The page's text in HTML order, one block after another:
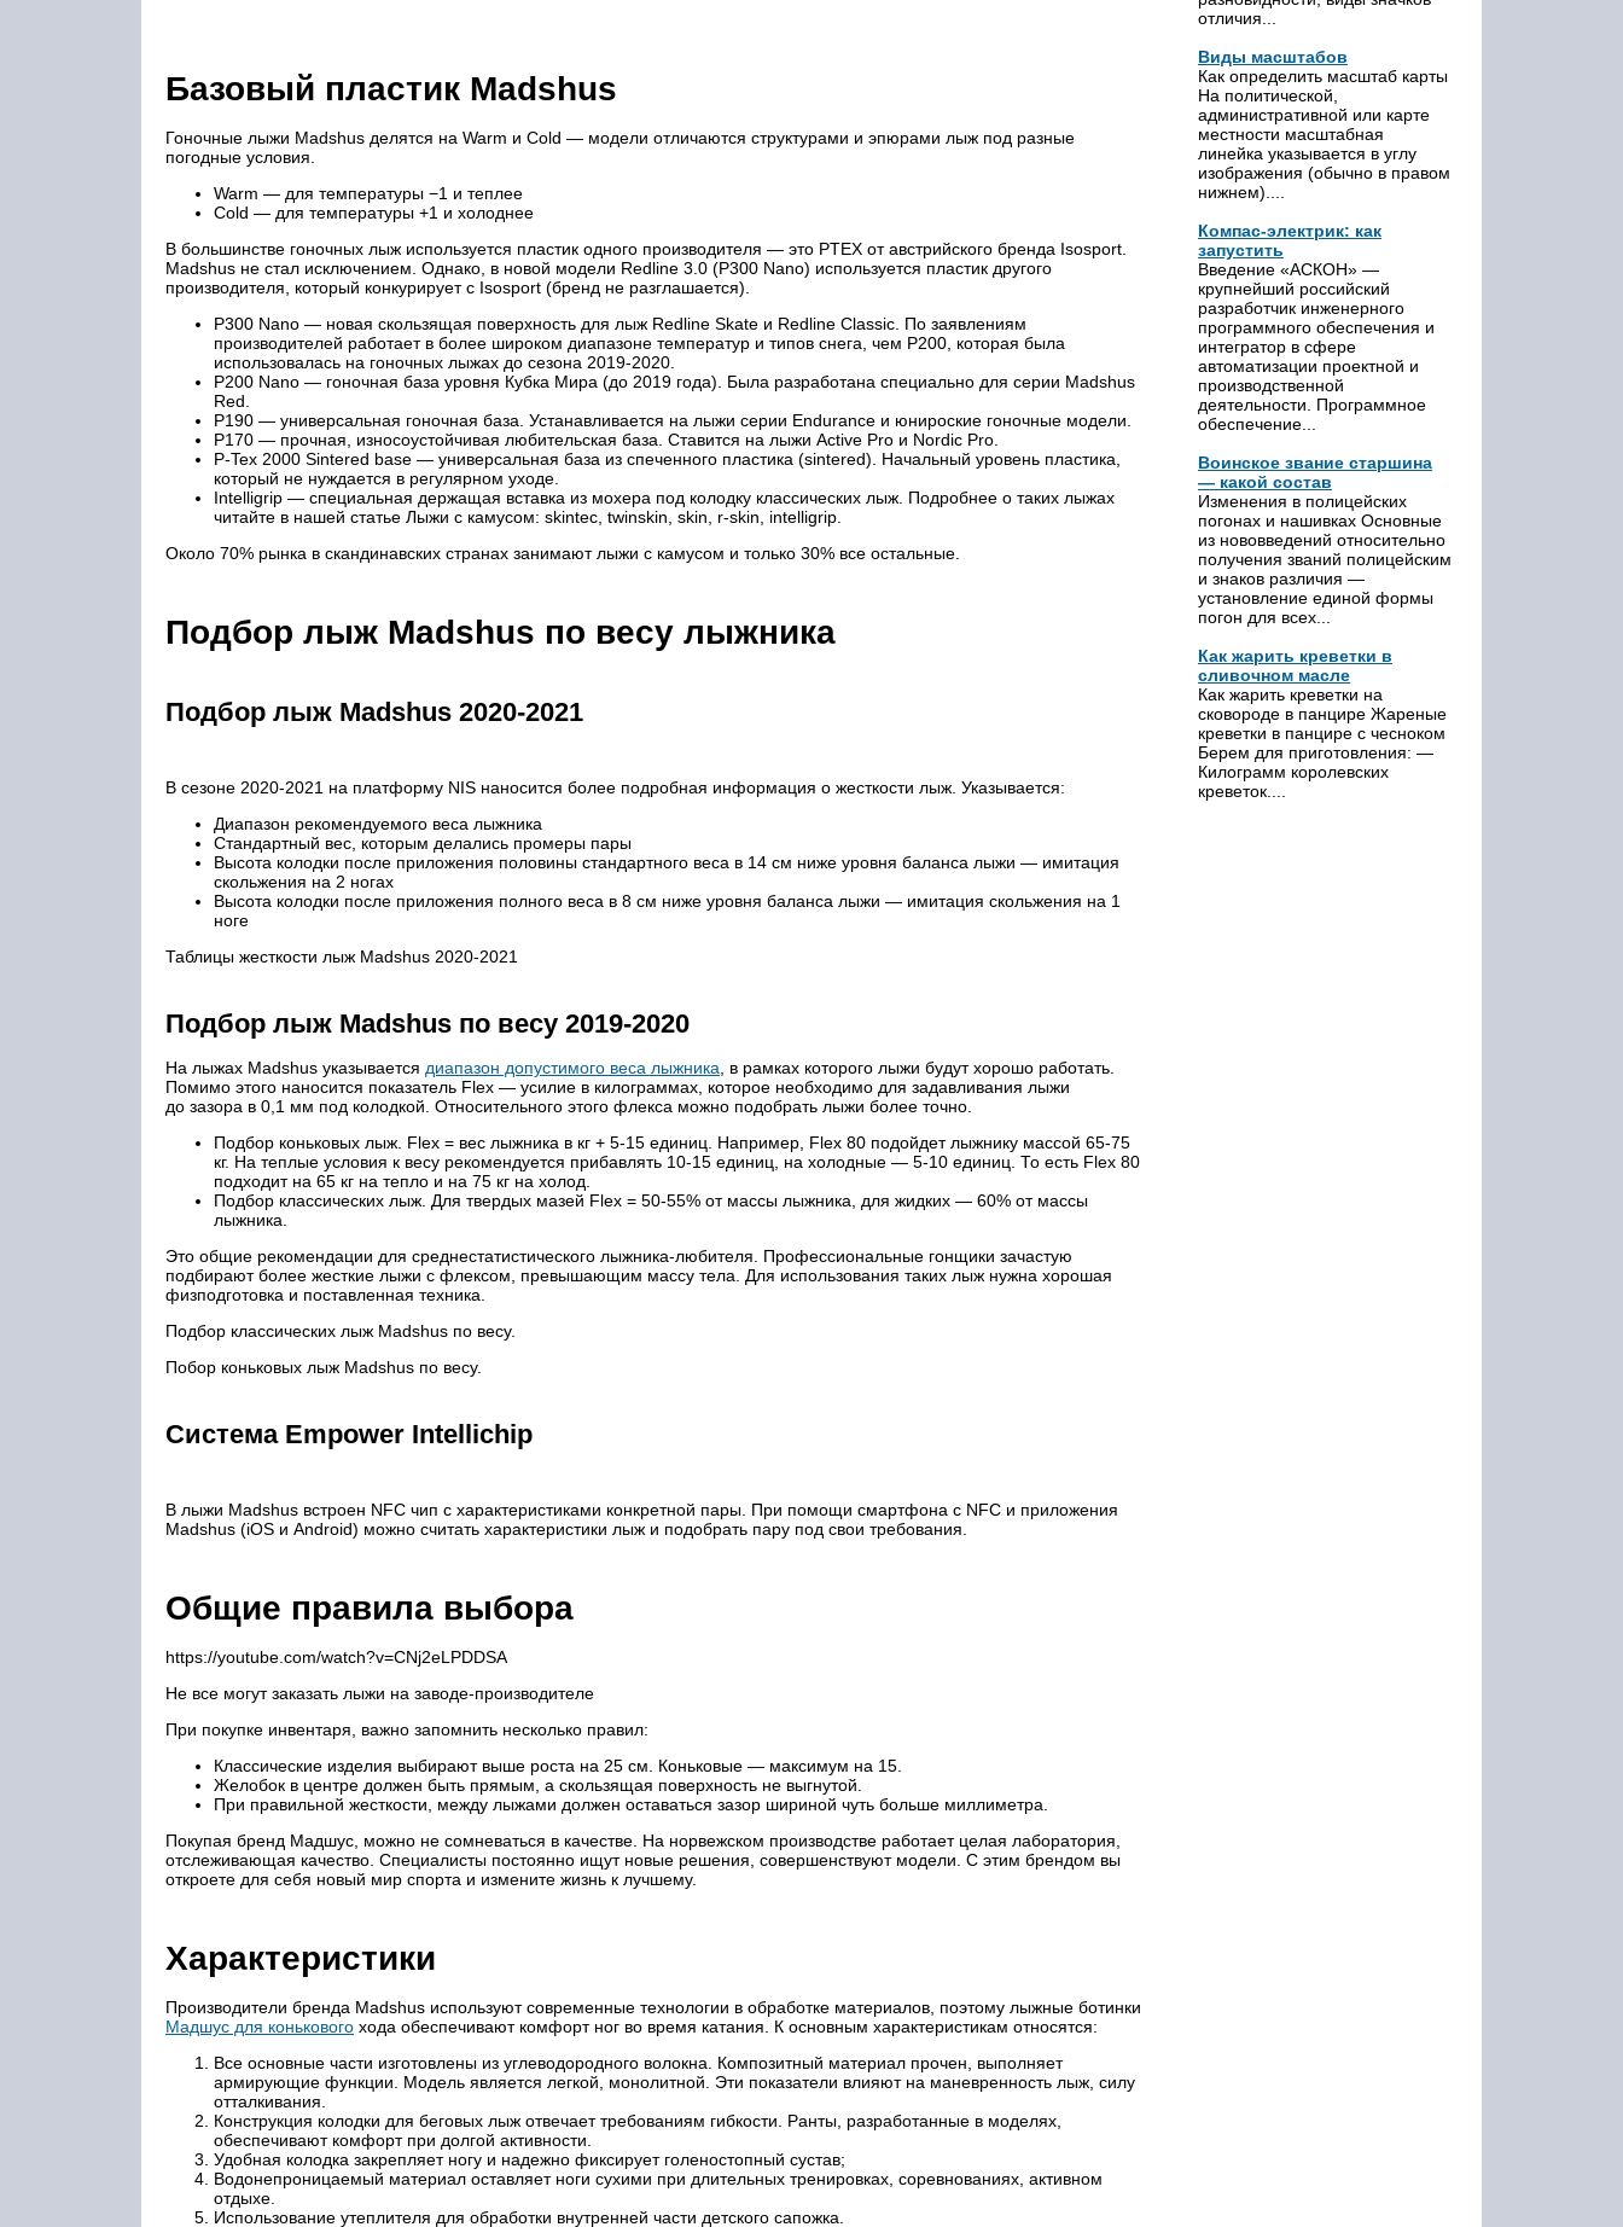
Базовый пластик Madshus
Гоночные лыжи Madshus делятся на Warm и Cold — модели отличаются структурами и эпюрами лыж под разные
погодные условия.
Warm — для температуры −1 и теплее
Cold — для температуры +1 и холоднее
В большинстве гоночных лыж используется пластик одного производителя — это PTEX от австрийского бренда Isosport.
Madshus не стал исключением. Однако, в новой модели Redline 3.0 (P300 Nano) используется пластик другого
производителя, который конкурирует с Isosport (бренд не разглашается).
P300 Nano — новая скользящая поверхность для лыж Redline Skate и Redline Classic. По заявлениям
производителей работает в более широком диапазоне температур и типов снега, чем P200, которая была
использовалась на гоночных лыжах до сезона 2019-2020.
P200 Nano — гоночная база уровня Кубка Мира (до 2019 года). Была разработана специально для серии Madshus
Red.
P190 — универсальная гоночная база. Устанавливается на лыжи серии Endurance и юнироские гоночные модели.
P170 — прочная, износоустойчивая любительская база. Ставится на лыжи Active Pro и Nordic Pro.
P-Tex 2000 Sintered base — универсальная база из спеченного пластика (sintered). Начальный уровень пластика,
который не нуждается в регулярном уходе.
Intelligrip — специальная держащая вставка из мохера под колодку классических лыж. Подробнее о таких лыжах
читайте в нашей статье Лыжи с камусом: skintec, twinskin, skin, r-skin, intelligrip.
Около 70% рынка в скандинавских странах занимают лыжи с камусом и только 30% все остальные.
Подбор лыж Madshus по весу лыжника
Подбор лыж Madshus 2020-2021
В сезоне 2020-2021 на платформу NIS наносится более подробная информация о жесткости лыж. Указывается:
Диапазон рекомендуемого веса лыжника
Стандартный вес, которым делались промеры пары
Высота колодки после приложения половины стандартного веса в 14 см ниже уровня баланса лыжи — имитация
скольжения на 2 ногах
Высота колодки после приложения полного веса в 8 см ниже уровня баланса лыжи — имитация скольжения на 1
ноге
Таблицы жесткости лыж Madshus 2020-2021
Подбор лыж Madshus по весу 2019-2020
На лыжах Madshus указывается диапазон допустимого веса лыжника , в рамках которого лыжи будут хорошо работать.
Помимо этого наносится показатель Flex — усилие в килограммах, которое необходимо для задавливания лыжи
до зазора в 0,1 мм под колодкой. Относительного этого флекса можно подобрать лыжи более точно.
Подбор коньковых лыж. Flex = вес лыжника в кг + 5-15 единиц. Например, Flex 80 подойдет лыжнику массой 65-75
кг. На теплые условия к весу рекомендуется прибавлять 10-15 единиц, на холодные — 5-10 единиц. То есть Flex 80
подходит на 65 кг на тепло и на 75 кг на холод.
Подбор классических лыж. Для твердых мазей Flex = 50-55% от массы лыжника, для жидких — 60% от массы
лыжника.
Это общие рекомендации для среднестатистического лыжника-любителя. Профессиональные гонщики зачастую
подбирают более жесткие лыжи с флексом, превышающим массу тела. Для использования таких лыж нужна хорошая
физподготовка и поставленная техника.
Подбор классических лыж Madshus по весу.
Побор коньковых лыж Madshus по весу.
Система Empower Intellichip
В лыжи Madshus встроен NFC чип с характеристиками конкретной пары. При помощи смартфона с NFC и приложения
Madshus (iOS и Android) можно считать характеристики лыж и подобрать пару под свои требования.
Общие правила выбора
https://youtube.com/watch?v=CNj2eLPDDSA
Не все могут заказать лыжи на заводе-производителе
При покупке инвентаря, важно запомнить несколько правил:
Классические изделия выбирают выше роста на 25 см. Коньковые — максимум на 15.
Желобок в центре должен быть прямым, а скользящая поверхность не выгнутой.
При правильной жесткости, между лыжами должен оставаться зазор шириной чуть больше миллиметра.
Покупая бренд Мадшус, можно не сомневаться в качестве. На норвежском производстве работает целая лаборатория,
отслеживающая качество. Специалисты постоянно ищут новые решения, совершенствуют модели. С этим брендом вы
откроете для себя новый мир спорта и измените жизнь к лучшему.
Характеристики
Производители бренда Madshus используют современные технологии в обработке материалов, поэтому лыжные ботинки
Мадшус для конькового хода обеспечивают комфорт ног во время катания. К основным характеристикам относятся:
Все основные части изготовлены из углеводородного волокна. Композитный материал прочен, выполняет
армирующие функции. Модель является легкой, монолитной. Эти показатели влияют на маневренность лыж, силу
отталкивания.
Конструкция колодки для беговых лыж отвечает требованиям гибкости. Ранты, разработанные в моделях,
обеспечивают комфорт при долгой активности.
Удобная колодка закрепляет ногу и надежно фиксирует голеностопный сустав;
Водонепроницаемый материал оставляет ноги сухими при длительных тренировках, соревнованиях, активном
отдыхе.
Использование утеплителя для обработки внутренней части детского сапожка.
отличия...
Виды масштабов
Как определить масштаб карты
На политической,
административной или карте
местности масштабная
линейка указывается в углу
изображения (обычно в правом
нижнем)....
Компас-электрик: как
запустить
Введение «АСКОН» —
крупнейший российский
разработчик инженерного
программного обеспечения и
интегратор в сфере
автоматизации проектной и
производственной
деятельности. Программное
обеспечение...
Воинское звание старшина
— какой состав
Изменения в полицейских
погонах и нашивках Основные
из нововведений относительно
получения званий полицейским
и знаков различия —
установление единой формы
погон для всех...
Как жарить креветки в
сливочном масле
Как жарить креветки на
сковороде в панцире Жареные
креветки в панцире с чесноком
Берем для приготовления: —
Килограмм королевских
креветок....